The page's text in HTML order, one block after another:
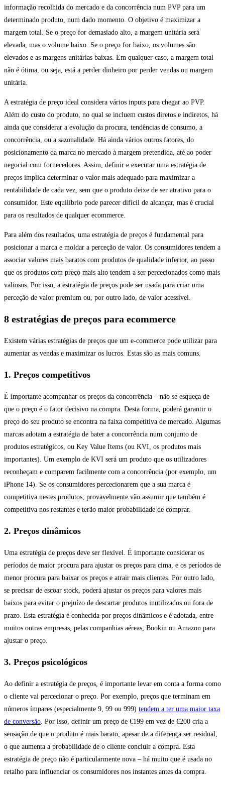
informação recolhida do mercado e da concorrência num PVP para um
determinado produto, num dado momento. O objetivo é maximizar a
margem total. Se o preço for demasiado alto, a margem unitária será
elevada, mas o volume baixo. Se o preço for baixo, os volumes são
elevados e as margens unitárias baixas. Em qualquer caso, a margem total
não é ótima, ou seja, está a perder dinheiro por perder vendas ou margem
unitária.
A estratégia de preço ideal considera vários inputs para chegar ao PVP.
Além do custo do produto, no qual se incluem custos diretos e indiretos, há
ainda que considerar a evolução da procura, tendências de consumo, a
concorrência, ou a sazonalidade. Há ainda vários outros fatores, do
posicionamento da marca no mercado à margem pretendida, até ao poder
negocial com fornecedores. Assim, definir e executar uma estratégia de
preços implica determinar o valor mais adequado para maximizar a
rentabilidade de cada vez, sem que o produto deixe de ser atrativo para o
consumidor. Este equilíbrio pode parecer difícil de alcançar, mas é crucial
para os resultados de qualquer ecommerce.
Para além dos resultados, uma estratégia de preços é fundamental para
posicionar a marca e moldar a perceção de valor. Os consumidores tendem a
associar valores mais baratos com produtos de qualidade inferior, ao passo
que os produtos com preço mais alto tendem a ser percecionados como mais
valiosos. Por isso, a estratégia de preços pode ser usada para criar uma
perceção de valor premium ou, por outro lado, de valor acessível.
8 estratégias de preços para ecommerce
Existem várias estratégias de preços que um e-commerce pode utilizar para
aumentar as vendas e maximizar os lucros. Estas são as mais comuns.
1. Preços competitivos
É importante acompanhar os preços da concorrência – não se esqueça de
que o preço é o fator decisivo na compra. Desta forma, poderá garantir o
preço do seu produto se encontra na faixa competitiva de mercado. Algumas
marcas adotam a estratégia de bater a concorrência num conjunto de
produtos estratégicos, ou Key Value Items (ou KVI, os produtos mais
importantes). Um exemplo de KVI será um produto que os utilizadores
reconheçam e comparem facilmente com a concorrência (por exemplo, um
iPhone 14). Se os consumidores percecionarem que a sua marca é
competitiva nestes produtos, provavelmente vão assumir que também é
competitiva nos restantes e terão maior probabilidade de comprar.
2. Preços dinâmicos
Uma estratégia de preços deve ser flexível. É importante considerar os
períodos de maior procura para ajustar os preços para cima, e os períodos de
menor procura para baixar os preços e atrair mais clientes. Por outro lado,
se precisar de escoar stock, poderá ajustar os preços para valores mais
baixos para evitar o prejuízo de descartar produtos inutilizados ou fora de
prazo. Esta estratégia é conhecida por preços dinâmicos e é adotada, entre
muitos outras empresas, pelas companhias aéreas, Bookin ou Amazon para
ajustar o preço.
3. Preços psicológicos
Ao definir a estratégia de preços, é importante levar em conta a forma como
o cliente vai percecionar o preço. Por exemplo, preços que terminam em
números ímpares (especialmente 9, 99 ou 999) tendem a ter uma maior taxa
de conversão . Por isso, definir um preço de €199 em vez de €200 cria a
sensação de que o produto é mais barato, apesar de a diferença ser residual,
o que aumenta a probabilidade de o cliente concluir a compra. Esta
estratégia de preço não é particularmente nova – há muito que é usada no
retalho para influenciar os consumidores nos instantes antes da compra.